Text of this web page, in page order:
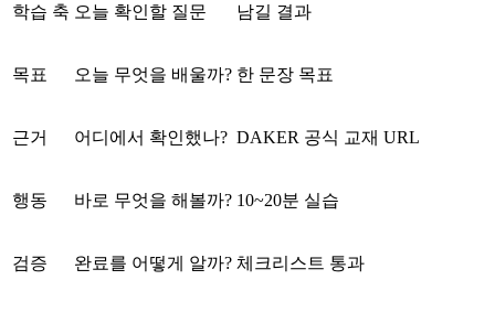
학습 축 오늘 확인할 질문 남길 결과
목표 오늘 무엇을 배울까? 한 문장 목표
근거 어디에서 확인했나? DAKER 공식 교재 URL
행동 바로 무엇을 해볼까? 10~20분 실습
검증 완료를 어떻게 알까? 체크리스트 통과